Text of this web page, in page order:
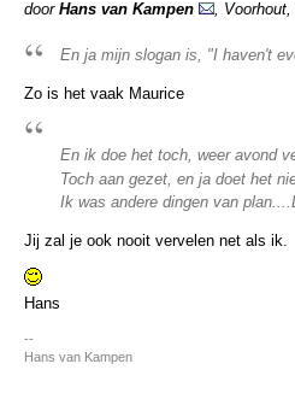
door Hans van Kampen Voorhout
En ja mijn slogan is, "I haven't
Zo is het vaak Maurice
En ik doe het toch, weer avond
Toch aan gezet, en ja doet het
Ik was andere dingen van
Jij zal je ook nooit vervelen net als ik.
Hans
--
Hans van Kampen